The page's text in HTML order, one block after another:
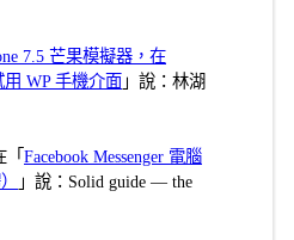
7.5 芒果模擬器，在
用 WP 手機介面 」說：林湖
「Facebook Messenger 電腦
」說：Solid guide — the